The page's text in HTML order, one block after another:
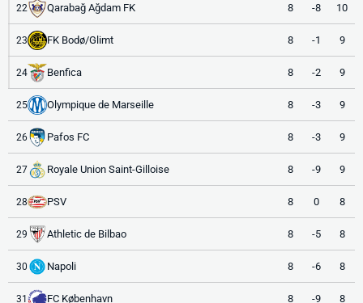
22 Qarabağ Ağdam FK 8 -8 10
23 FK Bodø/Glimt 8 -1 9
24 Benfica 8 -2 9
25 Olympique de Marseille 8 -3 9
26 Pafos FC 8 -3 9
27 Royale Union Saint-Gilloise 8 -9 9
28 PSV 8 0 8
29 Athletic de Bilbao 8 -5 8
30 Napoli 8 -6 8
31 FC København 8 -9 8